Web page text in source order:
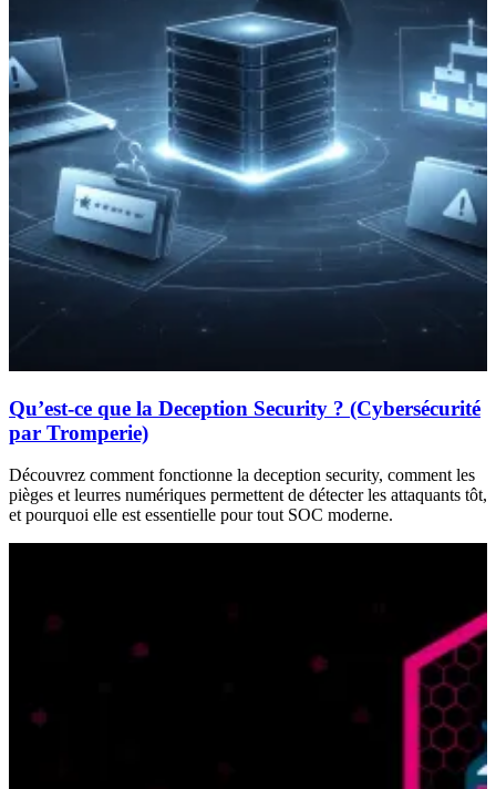
Qu’est-ce que la Deception Security ? (Cybersécurité
par Tromperie)
Découvrez comment fonctionne la deception security, comment les
pièges et leurres numériques permettent de détecter les attaquants tôt,
et pourquoi elle est essentielle pour tout SOC moderne.